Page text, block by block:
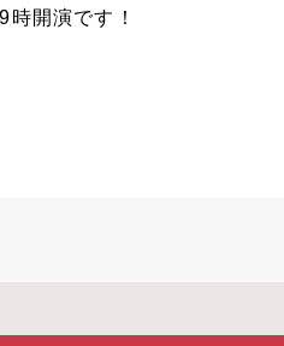
開演です！